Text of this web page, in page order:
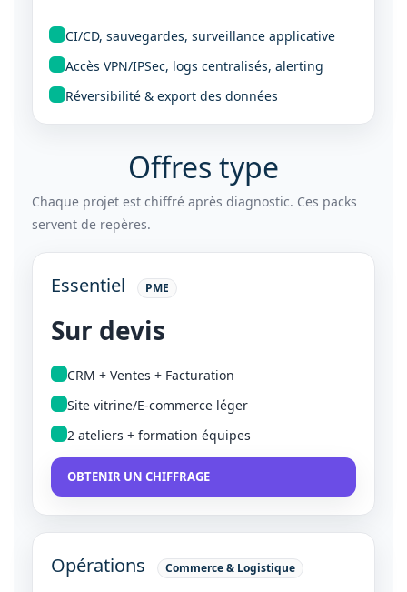
CI/CD, sauvegardes, surveillance applicative
Accès VPN/IPSec, logs centralisés, alerting
Réversibilité & export des données
Offres type
Chaque projet est chiffré après diagnostic. Ces packs
servent de repères.
Essentiel PME
Sur devis
CRM + Ventes + Facturation
Site vitrine/E-commerce léger
2 ateliers + formation équipes
OBTENIR UN CHIFFRAGE
Opérations Commerce & Logistique